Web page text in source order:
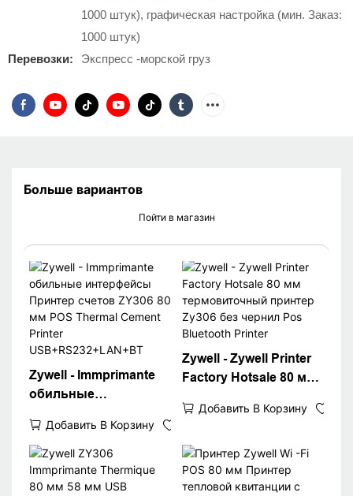
1000 штук), графическая настройка (мин. Заказ:
1000 штук)
Перевозки:
Экспресс -морской груз
Больше вариантов
Пойти в магазин
Zywell - Immprimante
обильные
счетов ZY306 80 мм
POS Thermal Cement
Printer
USB+RS232+LAN+BT
Добавить В Корзину
Zywell - Zywell Printer
Factory Hotsale 80 мм
принтер Zy306 без
Printer
Добавить В Корзину